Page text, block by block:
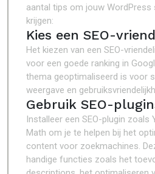
aantal tips om jouw WordPress
krijgen:
Kies een SEO-
Het kiezen van een SEO-
voor een goede ranking in
thema geoptimaliseerd is voor
weergave en
Gebruik SEO-
Installeer een SEO-plugin zoals
Math om je te helpen bij het
content voor zoekmachines.
handige functies zoals het